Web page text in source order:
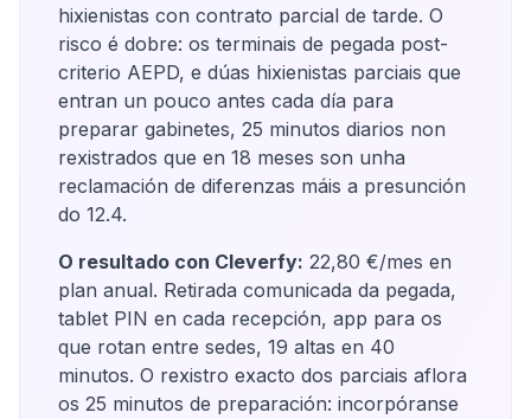
hixienistas con contrato parcial de tarde. O
risco é dobre: os terminais de pegada post-
criterio AEPD, e dúas hixienistas parciais que
entran un pouco antes cada día para
preparar gabinetes, 25 minutos diarios non
rexistrados que en 18 meses son unha
reclamación de diferenzas máis a presunción
do 12.4.
O resultado con Cleverfy: 22,80 €/mes en
plan anual. Retirada comunicada da pegada,
tablet PIN en cada recepción, app para os
que rotan entre sedes, 19 altas en 40
minutos. O rexistro exacto dos parciais aflora
os 25 minutos de preparación: incorpóranse